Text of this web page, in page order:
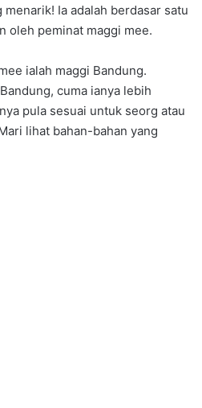
Ia adalah berdasar satu
oleh peminat maggi mee.
ialah maggi Bandung.
cuma ianya lebih
pula sesuai untuk seorg atau
lihat bahan-bahan yang